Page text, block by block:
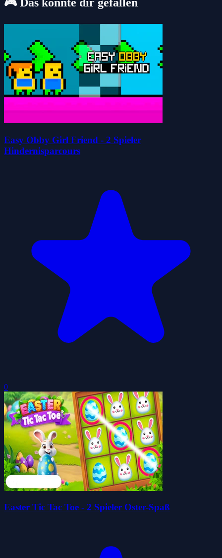
🎮 Das könnte dir gefallen
Easy Obby Girl Friend - 2 Spieler
Hindernisparcours
0
Easter Tic Tac Toe - 2 Spieler Oster-Spaß